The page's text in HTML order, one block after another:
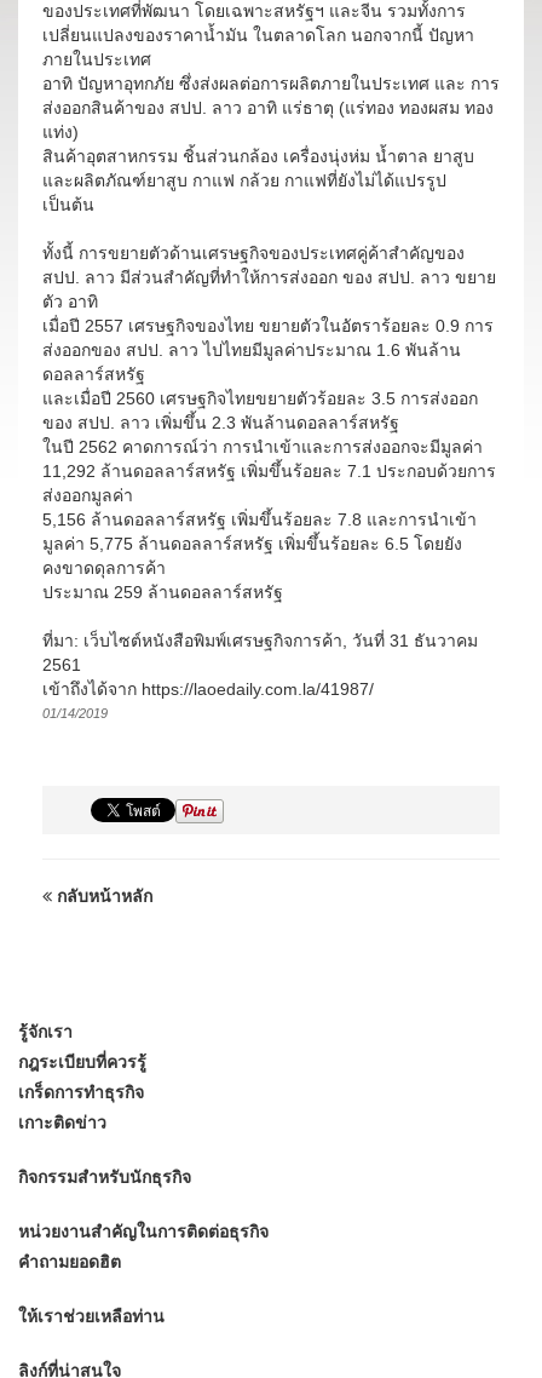
ของประเทศที่พัฒนา โดยเฉพาะสหรัฐฯ และจีน รวมทั้งการ
เปลี่ยนแปลงของราคาน้ำมัน ในตลาดโลก นอกจากนี้ ปัญหา
ภายในประเทศ
อาทิ ปัญหาอุทกภัย ซึ่งส่งผลต่อการผลิตภายในประเทศ และ การ
ส่งออกสินค้าของ สปป. ลาว อาทิ แร่ธาตุ (แร่ทอง ทองผสม ทอง
แท่ง)
สินค้าอุตสาหกรรม ชิ้นส่วนกล้อง เครื่องนุ่งห่ม น้ำตาล ยาสูบ
และผลิตภัณฑ์ยาสูบ กาแฟ กล้วย กาแฟที่ยังไม่ได้แปรรูป
เป็นต้น
ทั้งนี้ การขยายตัวด้านเศรษฐกิจของประเทศคู่ค้าสำคัญของ
สปป. ลาว มีส่วนสำคัญที่ทำให้การส่งออก ของ สปป. ลาว ขยาย
ตัว อาทิ
เมื่อปี 2557 เศรษฐกิจของไทย ขยายตัวในอัตราร้อยละ 0.9 การ
ส่งออกของ สปป. ลาว ไปไทยมีมูลค่าประมาณ 1.6 พันล้าน
ดอลลาร์สหรัฐ
และเมื่อปี 2560 เศรษฐกิจไทยขยายตัวร้อยละ 3.5 การส่งออก
ของ สปป. ลาว เพิ่มขึ้น 2.3 พันล้านดอลลาร์สหรัฐ
ในปี 2562 คาดการณ์ว่า การนำเข้าและการส่งออกจะมีมูลค่า
11,292 ล้านดอลลาร์สหรัฐ เพิ่มขึ้นร้อยละ 7.1 ประกอบด้วยการ
ส่งออกมูลค่า
5,156 ล้านดอลลาร์สหรัฐ เพิ่มขึ้นร้อยละ 7.8 และการนำเข้า
มูลค่า 5,775 ล้านดอลลาร์สหรัฐ เพิ่มขึ้นร้อยละ 6.5 โดยยัง
คงขาดดุลการค้า
ประมาณ 259 ล้านดอลลาร์สหรัฐ
ที่มา: เว็บไซต์หนังสือพิมพ์เศรษฐกิจการค้า, วันที่ 31 ธันวาคม
2561
เข้าถึงได้จาก https://laoedaily.com.la/41987/
01/14/2019
กลับหน้าหลัก
รู้จักเรา
กฎระเบียบที่ควรรู้
เกร็ดการทำธุรกิจ
เกาะติดข่าว
กิจกรรมสำหรับนักธุรกิจ
หน่วยงานสำคัญในการติดต่อธุรกิจ
คำถามยอดฮิต
ให้เราช่วยเหลือท่าน
ลิงก์ที่น่าสนใจ